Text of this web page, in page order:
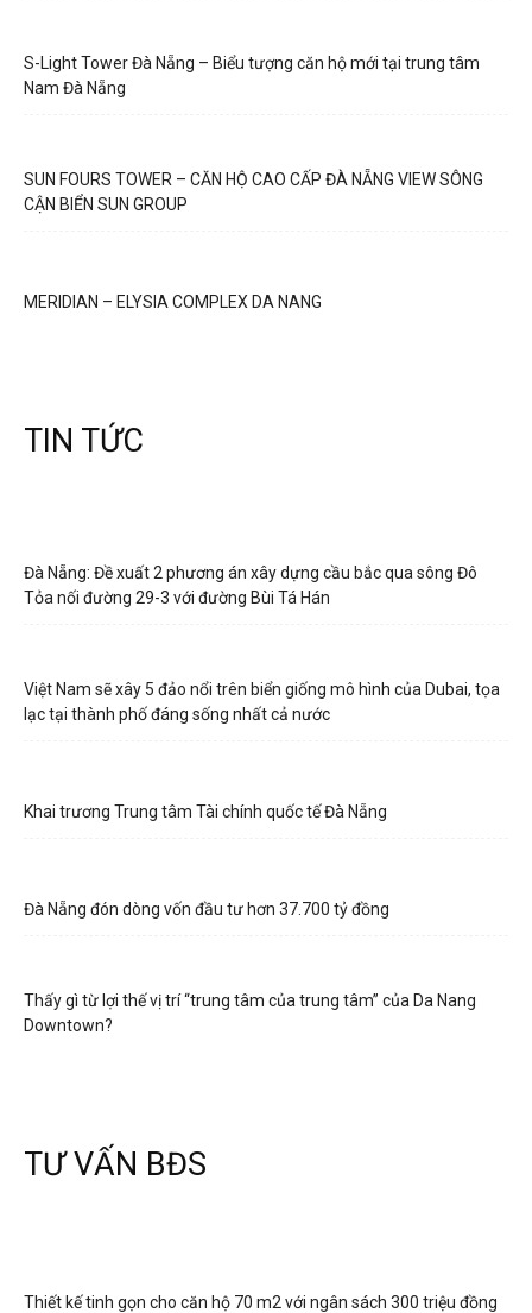
S-Light Tower Đà Nẵng – Biểu tượng căn hộ mới tại trung tâm
Nam Đà Nẵng
SUN FOURS TOWER – CĂN HỘ CAO CẤP ĐÀ NẴNG VIEW SÔNG
CẬN BIỂN SUN GROUP
MERIDIAN – ELYSIA COMPLEX DA NANG
TIN TỨC
Đà Nẵng: Đề xuất 2 phương án xây dựng cầu bắc qua sông Đô
Tỏa nối đường 29-3 với đường Bùi Tá Hán
Việt Nam sẽ xây 5 đảo nổi trên biển giống mô hình của Dubai, tọa
lạc tại thành phố đáng sống nhất cả nước
Khai trương Trung tâm Tài chính quốc tế Đà Nẵng
Đà Nẵng đón dòng vốn đầu tư hơn 37.700 tỷ đồng
Thấy gì từ lợi thế vị trí “trung tâm của trung tâm” của Da Nang
Downtown?
TƯ VẤN BĐS
Thiết kế tinh gọn cho căn hộ 70 m2 với ngân sách 300 triệu đồng